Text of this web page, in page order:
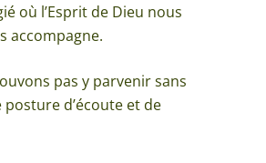
où l’Esprit de Dieu nous
accompagne.
pas y parvenir sans
d’écoute et de